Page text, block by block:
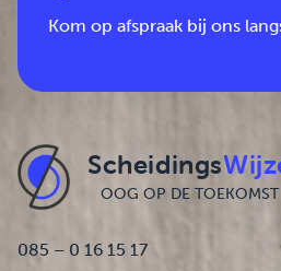
Kom op afspraak bij ons
Scheidings
OOG OP DE TOEKOMST
085 – 0 16 15 17